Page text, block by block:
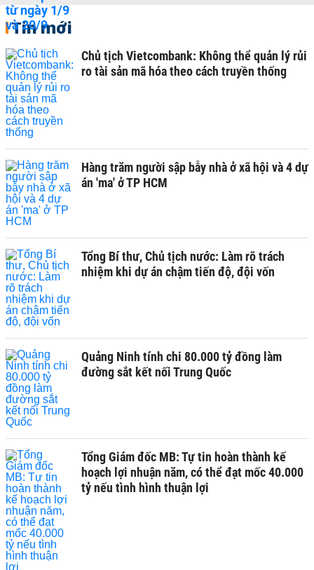
Tin mới
Chủ tịch Vietcombank: Không thể quản lý rủi
ro tài sản mã hóa theo cách truyền thống
Hàng trăm người sập bẫy nhà ở xã hội và 4 dự
án 'ma' ở TP HCM
Tổng Bí thư, Chủ tịch nước: Làm rõ trách
nhiệm khi dự án chậm tiến độ, đội vốn
Quảng Ninh tính chi 80.000 tỷ đồng làm
đường sắt kết nối Trung Quốc
Tổng Giám đốc MB: Tự tin hoàn thành kế
hoạch lợi nhuận năm, có thể đạt mốc 40.000
tỷ nếu tình hình thuận lợi